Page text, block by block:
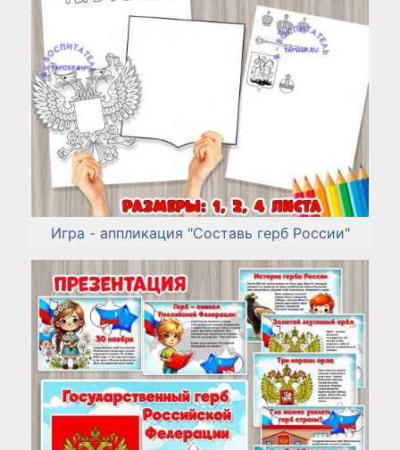
Игра - аппликация "Составь герб России"